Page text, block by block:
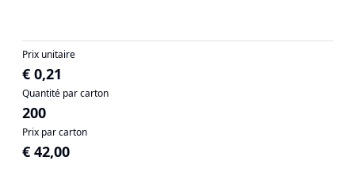
Prix unitaire
€ 0,21
Quantité par carton
200
Prix par carton
€ 42,00